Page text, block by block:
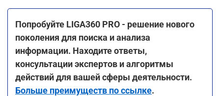
Попробуйте LIGA360 PRO - решение нового
поколения для поиска и анализа
информации. Находите ответы,
консультации экспертов и алгоритмы
действий для вашей сферы деятельности.
Больше преимуществ по ссылке.